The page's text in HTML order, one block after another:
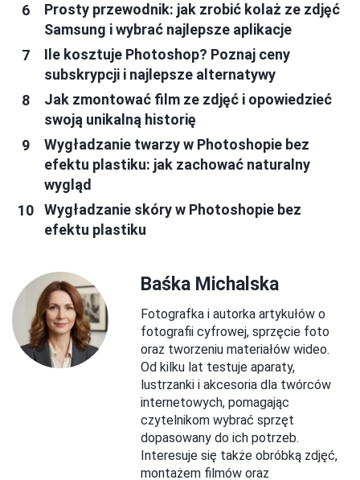
Prosty przewodnik: jak zrobić kolaż ze zdjęć
Samsung i wybrać najlepsze aplikacje
Ile kosztuje Photoshop? Poznaj ceny
subskrypcji i najlepsze alternatywy
Jak zmontować film ze zdjęć i opowiedzieć
swoją unikalną historię
Wygładzanie twarzy w Photoshopie bez
efektu plastiku: jak zachować naturalny
wygląd
Wygładzanie skóry w Photoshopie bez
efektu plastiku
Baśka Michalska
Fotografka i autorka artykułów o
fotografii cyfrowej, sprzęcie foto
oraz tworzeniu materiałów wideo.
Od kilku lat testuje aparaty,
lustrzanki i akcesoria dla twórców
internetowych, pomagając
czytelnikom wybrać sprzęt
dopasowany do ich potrzeb.
Interesuje się także obróbką zdjęć,
montażem filmów oraz